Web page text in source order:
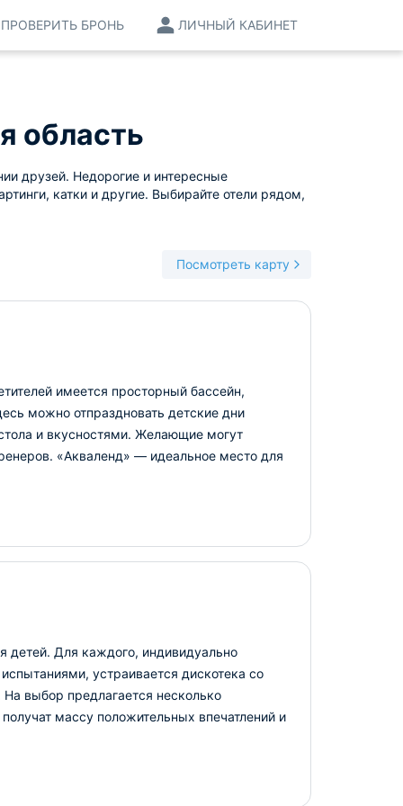
ЛИЧНЫЙ КАБИНЕТ
ПРОВЕРИТЬ БРОНЬ
область
друзей. Недорогие и интересные
катки и другие. Выбирайте отели рядом,
Посмотреть карту
имеется просторный бассейн,
можно отпраздновать детские дни
и вкусностями. Желающие могут
«Акваленд» — идеальное место для
детей. Для каждого, индивидуально
устраивается дискотека со
выбор предлагается несколько
массу положительных впечатлений и